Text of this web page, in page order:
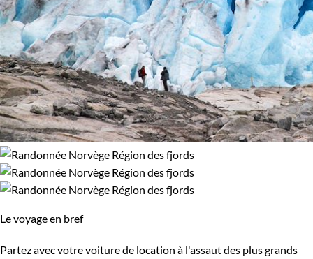
Le voyage en bref
Partez avec votre voiture de location à l'assaut des plus grands